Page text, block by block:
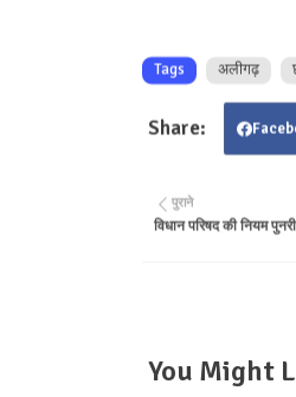
Tags अलीगढ़
पुराने
विधान परिषद की नियम
You Might